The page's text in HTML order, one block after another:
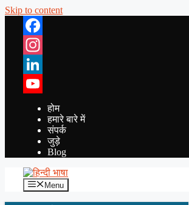
Skip to content
Facebook
Instagram
LinkedIn
YouTube
होम
हमारे बारे में
संपर्क
जुड़े
Blog
Menu